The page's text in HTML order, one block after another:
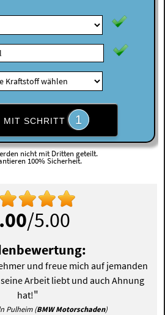
MIT SCHRITT 1
nicht mit Dritten geteilt.
100% Sicherheit.
/5.00
und freue mich auf jemanden
Arbeit liebt und auch Ahnung
hat!"
Pulheim (BMW Motorschaden)